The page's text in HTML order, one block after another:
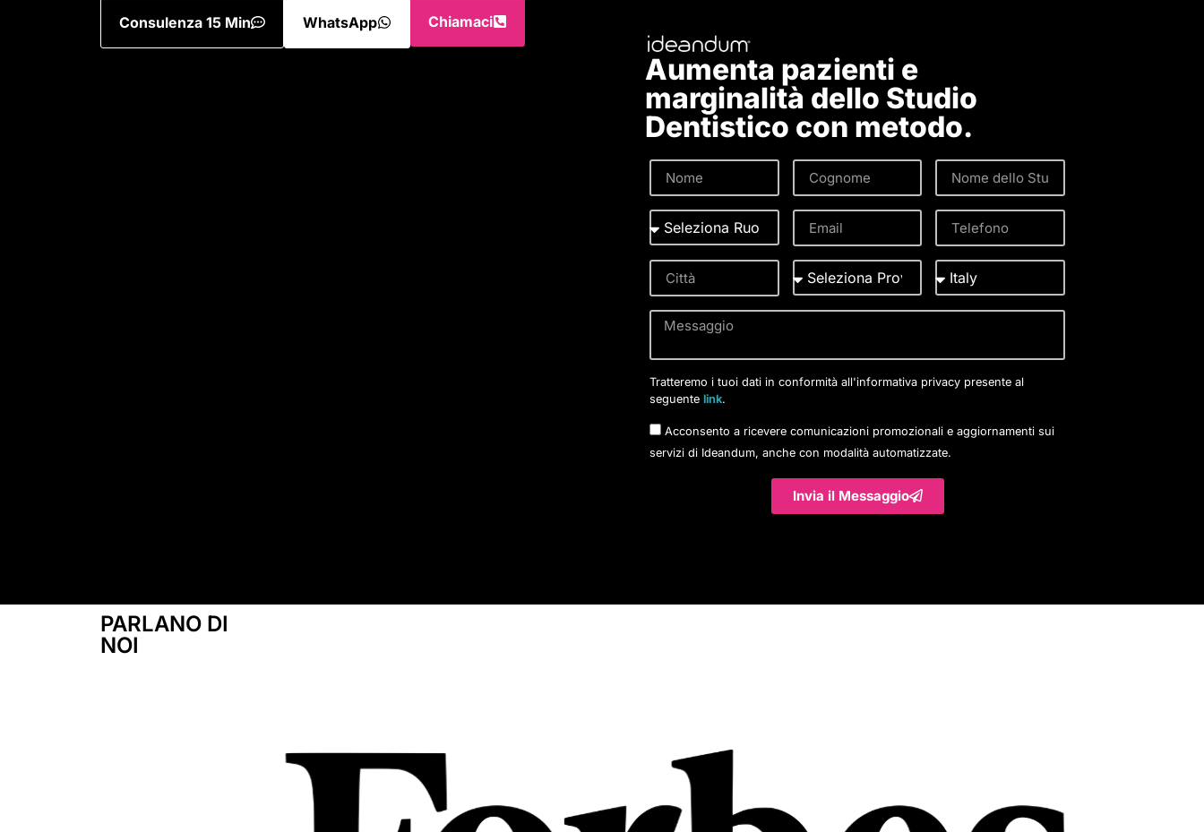
Consulenza 15 Min WhatsApp Chiamaci
Aumenta pazienti e
marginalità dello Studio
Dentistico con metodo.
Tratteremo i tuoi dati in conformità all'informativa privacy presente al
seguente link.
Acconsento a ricevere comunicazioni promozionali e aggiornamenti sui
servizi di Ideandum, anche con modalità automatizzate.
Invia il Messaggio
PARLANO DI
NOI